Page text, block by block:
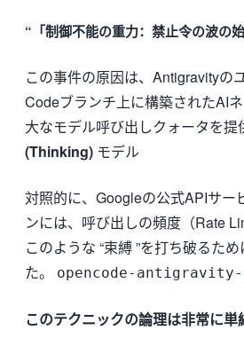
“「制御不能の重力：禁止令の波の
この事件の原因は、Antigravityの
Codeブランチ上に構築されたAI
大なモデル呼び出しクォータを提
(Thinking) モデル
対照的に、Googleの公式APIサー
ンには、呼び出しの頻度（Rate
このような “束縛 ”を打ち破るた
た。
opencode-
このテクニックの論理は非常に単